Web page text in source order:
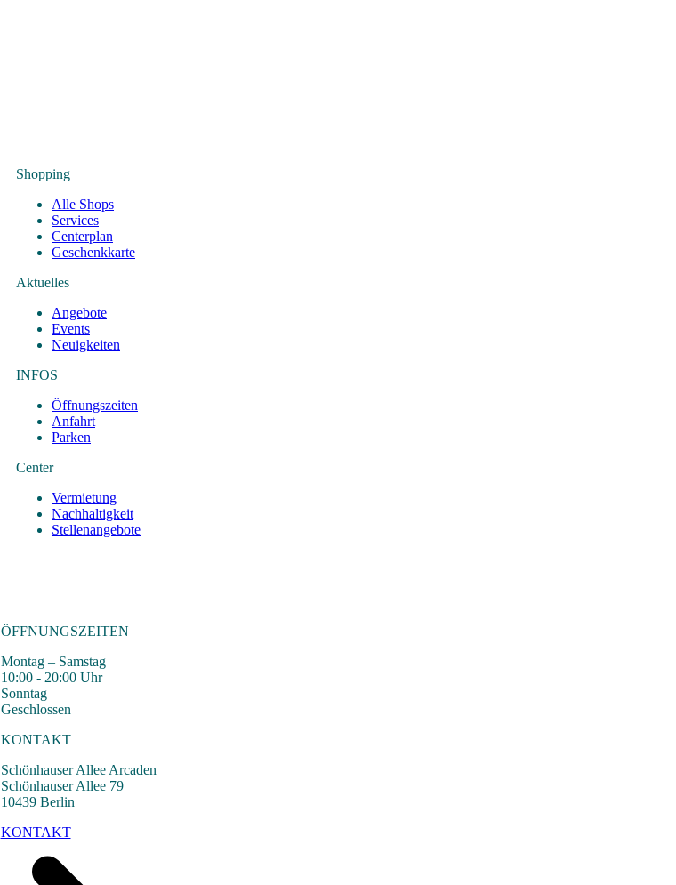
Shopping
Alle Shops
Services
Centerplan
Geschenkkarte
Aktuelles
Angebote
Events
Neuigkeiten
INFOS
Öffnungszeiten
Anfahrt
Parken
Center
Vermietung
Nachhaltigkeit
Stellenangebote
ÖFFNUNGSZEITEN
Montag – Samstag
10:00 - 20:00 Uhr
Sonntag
Geschlossen
KONTAKT
Schönhauser Allee Arcaden
Schönhauser Allee 79
10439 Berlin
KONTAKT